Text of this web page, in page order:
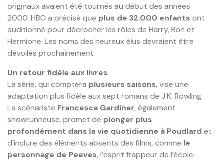
originaux avaient été tournés au début des années
2000. HBO a précisé que plus de 32.000 enfants ont
auditionné pour décrocher les rôles de Harry, Ron et
Hermione. Les noms des heureux élus devraient être
dévoilés prochainement.
Un retour fidèle aux livres
La série, qui comptera plusieurs saisons, vise une
adaptation plus fidèle aux sept romans de J.K. Rowling.
La scénariste Francesca Gardiner, également
showrunneuse, promet de plonger plus
profondément dans la vie quotidienne à Poudlard et
d’inclure des éléments absents des films, comme le
personnage de Peeves, l’esprit frappeur de l’école.